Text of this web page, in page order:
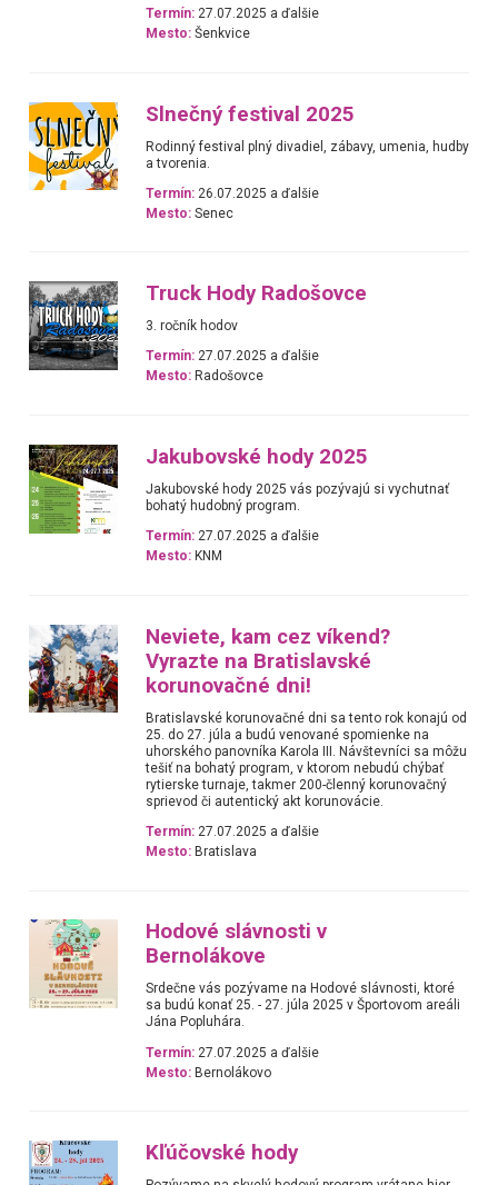
Termín: 27.07.2025 a ďalšie
Mesto: Šenkvice
Slnečný festival 2025
Rodinný festival plný divadiel, zábavy, umenia, hudby
a tvorenia.
Termín: 26.07.2025 a ďalšie
Mesto: Senec
Truck Hody Radošovce
3. ročník hodov
Termín: 27.07.2025 a ďalšie
Mesto: Radošovce
Jakubovské hody 2025
Jakubovské hody 2025 vás pozývajú si vychutnať
bohatý hudobný program.
Termín: 27.07.2025 a ďalšie
Mesto: KNM
Neviete, kam cez víkend?
Vyrazte na Bratislavské
korunovačné dni!
Bratislavské korunovačné dni sa tento rok konajú od
25. do 27. júla a budú venované spomienke na
uhorského panovníka Karola III. Návštevníci sa môžu
tešiť na bohatý program, v ktorom nebudú chýbať
rytierske turnaje, takmer 200-členný korunovačný
sprievod či autentický akt korunovácie.
Termín: 27.07.2025 a ďalšie
Mesto: Bratislava
Hodové slávnosti v
Bernolákove
Srdečne vás pozývame na Hodové slávnosti, ktoré
sa budú konať 25. - 27. júla 2025 v Športovom areáli
Jána Popluhára.
Termín: 27.07.2025 a ďalšie
Mesto: Bernolákovo
Kľúčovské hody